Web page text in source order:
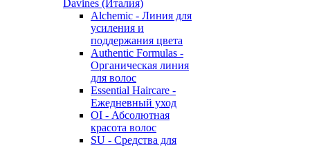
Davines (Италия)
Alchemic - Линия для
усиления и
поддержания цвета
Authentic Formulas -
Органическая линия
для волос
Essential Haircare -
Eжедневный уход
OI - Абсолютная
красота волос
SU - Средства для